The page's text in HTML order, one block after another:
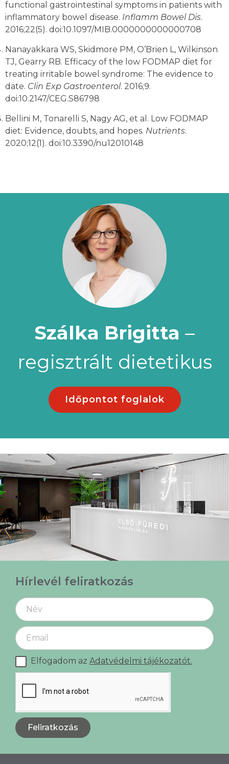
functional gastrointestinal symptoms in patients with
inflammatory bowel disease. Inflamm Bowel Dis.
2016;22(5). doi:10.1097/MIB.0000000000000708
Nanayakkara WS, Skidmore PM, O’Brien L, Wilkinson
TJ, Gearry RB. Efficacy of the low FODMAP diet for
treating irritable bowel syndrome: The evidence to
date. Clin Exp Gastroenterol. 2016;9.
doi:10.2147/CEG.S86798
Bellini M, Tonarelli S, Nagy AG, et al. Low FODMAP
diet: Evidence, doubts, and hopes. Nutrients.
2020;12(1). doi:10.3390/nu12010148
Szálka Brigitta –
regisztrált dietetikus
Időpontot foglalok
Hírlevél feliratkozás
Elfogadom az Adatvédelmi tájékozatót.
Feliratkozás